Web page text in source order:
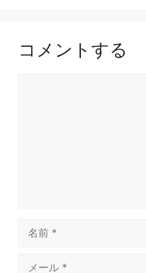
コメントする